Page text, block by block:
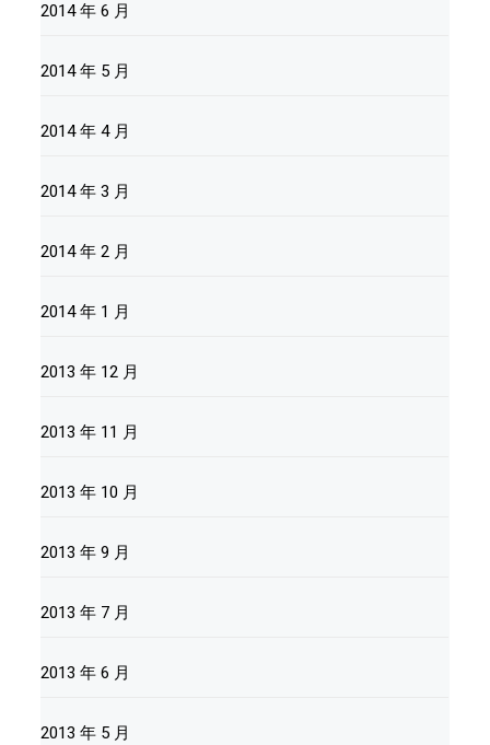
2014 年 6 月
2014 年 5 月
2014 年 4 月
2014 年 3 月
2014 年 2 月
2014 年 1 月
2013 年 12 月
2013 年 11 月
2013 年 10 月
2013 年 9 月
2013 年 7 月
2013 年 6 月
2013 年 5 月